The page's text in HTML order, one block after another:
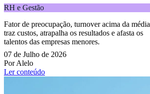
RH e Gestão
Fator de preocupação, turnover acima da média
traz custos, atrapalha os resultados e afasta os
talentos das empresas menores.
07 de Julho de 2026
Por Alelo
Ler conteúdo